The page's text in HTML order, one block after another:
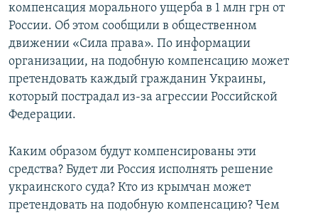
ПРОПАВШИЕ БЕЗ ВЕСТИ
ПОБЕДИТЕЛЕЙ НЕ СУДЯТ?
КРЫМ.НЕПОКОРЕННЫЙ
УКРАИНСКАЯ ПРОБЛЕМА КРЫМА
ПРИСОЕДИНЯЙТЕСЬ!
компенсация морального ущерба в 1 млн грн от
России. Об этом сообщили в общественном
движении «Сила права». По информации
организации, на подобную компенсацию может
претендовать каждый гражданин Украины,
который пострадал из-за агрессии Российской
Федерации.
Каким образом будут компенсированы эти
средства? Будет ли Россия исполнять решение
украинского суда? Кто из крымчан может
претендовать на подобную компенсацию? Чем